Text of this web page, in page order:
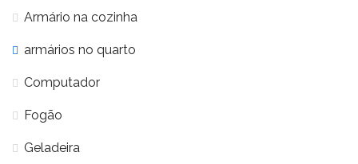
Armário na cozinha
armários no quarto
Computador
Fogão
Geladeira